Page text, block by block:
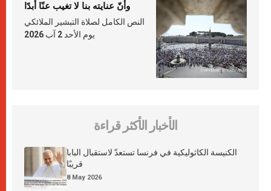
وأنّ عنايته بنا لا تغيب عنّا أبدًا
النص الكامل لصلاة التبشير الملائكي
يوم الأحد 2 آب 2026
الأخبار الأكثر قراءة
الكنيسة الكاثوليكية في فرنسا تستعدّ لاستقبال البابا
قريبًا
8 May 2026